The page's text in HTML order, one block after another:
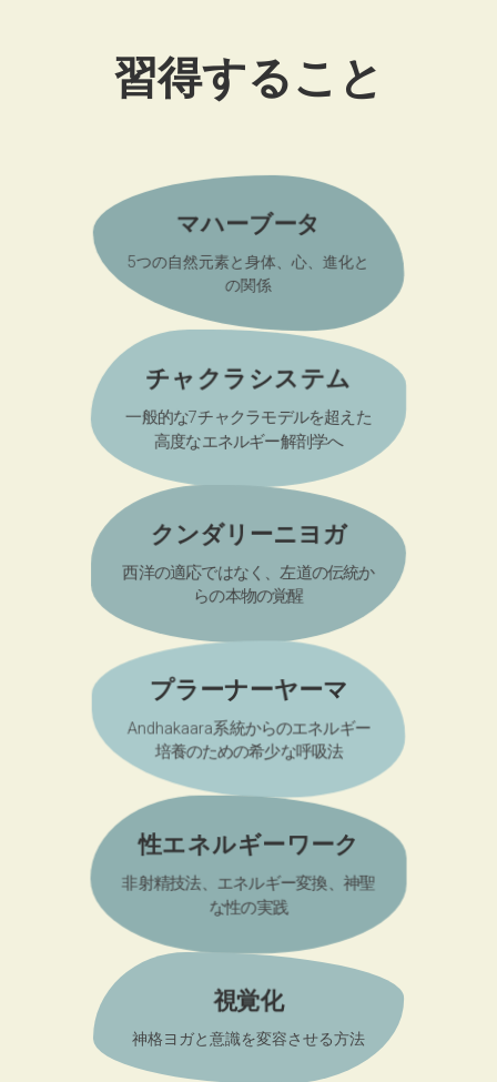
習得すること
マハーブータ
5つの自然元素と身体、心、進化と
の関係
チャクラシステム
一般的な7チャクラモデルを超えた
高度なエネルギー解剖学へ
クンダリーニヨガ
西洋の適応ではなく、左道の伝統か
らの本物の覚醒
プラーナーヤーマ
Andhakaara系統からのエネルギー
培養のための希少な呼吸法
性エネルギーワーク
非射精技法、エネルギー変換、神聖
な性の実践
視覚化
神格ヨガと意識を変容させる方法